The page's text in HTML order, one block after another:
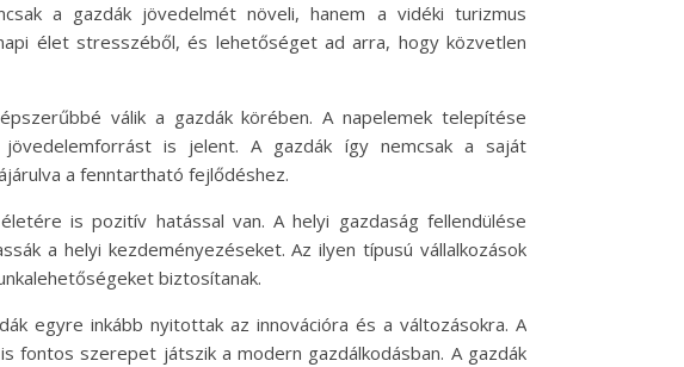
a gazdák jövedelmét növeli, hanem a vidéki turizmus
élet stresszéből, és lehetőséget ad arra, hogy közvetlen
válik a gazdák körében. A napelemek telepítése
is jelent. A gazdák így nemcsak a saját
a fenntartható fejlődéshez.
is pozitív hatással van. A helyi gazdaság fellendülése
a helyi kezdeményezéseket. Az ilyen típusú vállalkozások
biztosítanak.
egyre inkább nyitottak az innovációra és a változásokra. A
fontos szerepet játszik a modern gazdálkodásban. A gazdák